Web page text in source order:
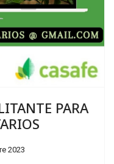
PARA
2023